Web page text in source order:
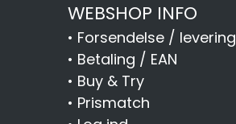
WEBSHOP INFO
• Forsendelse / levering
• Betaling / EAN
• Buy & Try
• Prismatch